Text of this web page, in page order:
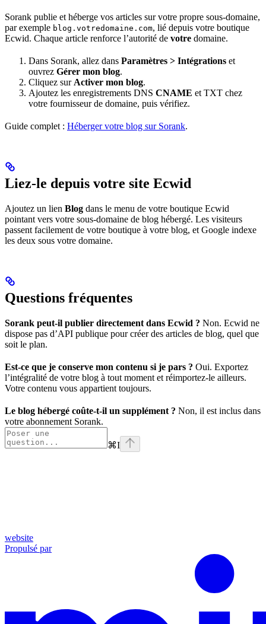
Sorank publie et héberge vos articles sur votre propre sous-domaine,
par exemple blog.votredomaine.com, lié depuis votre boutique
Ecwid. Chaque article renforce l’autorité de votre domaine.
Dans Sorank, allez dans Paramètres > Intégrations et
ouvrez Gérer mon blog.
Cliquez sur Activer mon blog.
Ajoutez les enregistrements DNS CNAME et TXT chez
votre fournisseur de domaine, puis vérifiez.
Guide complet : Héberger votre blog sur Sorank.
Liez-le depuis votre site Ecwid
Ajoutez un lien Blog dans le menu de votre boutique Ecwid
pointant vers votre sous-domaine de blog hébergé. Les visiteurs
passent facilement de votre boutique à votre blog, et Google indexe
les deux sous votre domaine.
Questions fréquentes
Sorank peut-il publier directement dans Ecwid ? Non. Ecwid ne
dispose pas d’API publique pour créer des articles de blog, quel que
soit le plan.
Est-ce que je conserve mon contenu si je pars ? Oui. Exportez
l’intégralité de votre blog à tout moment et réimportez-le ailleurs.
Votre contenu vous appartient toujours.
Le blog hébergé coûte-t-il un supplément ? Non, il est inclus dans
votre abonnement Sorank.
⌘I
website
Propulsé par